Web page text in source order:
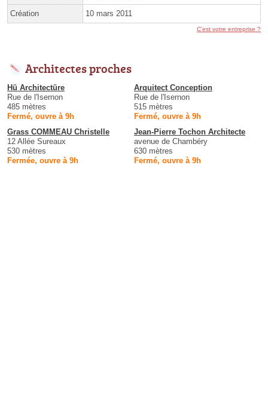
Création 10 mars 2011
C'est votre entreprise ?
Architectes proches
Hü Architectüre
Rue de l'Isernon
485 mètres
Fermé, ouvre à 9h
Arquitect Conception
Rue de l'Isernon
515 mètres
Fermé, ouvre à 9h
Grass COMMEAU Christelle
12 Allée Sureaux
530 mètres
Fermée, ouvre à 9h
Jean-Pierre Tochon Architecte
avenue de Chambéry
630 mètres
Fermé, ouvre à 9h